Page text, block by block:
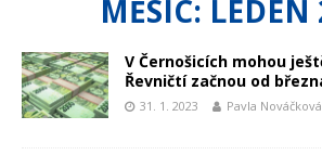
MĚSÍC: LEDEN
V Černošicích mohou
Řevničtí začnou od
31. 1. 2023 Pavla Nováčková